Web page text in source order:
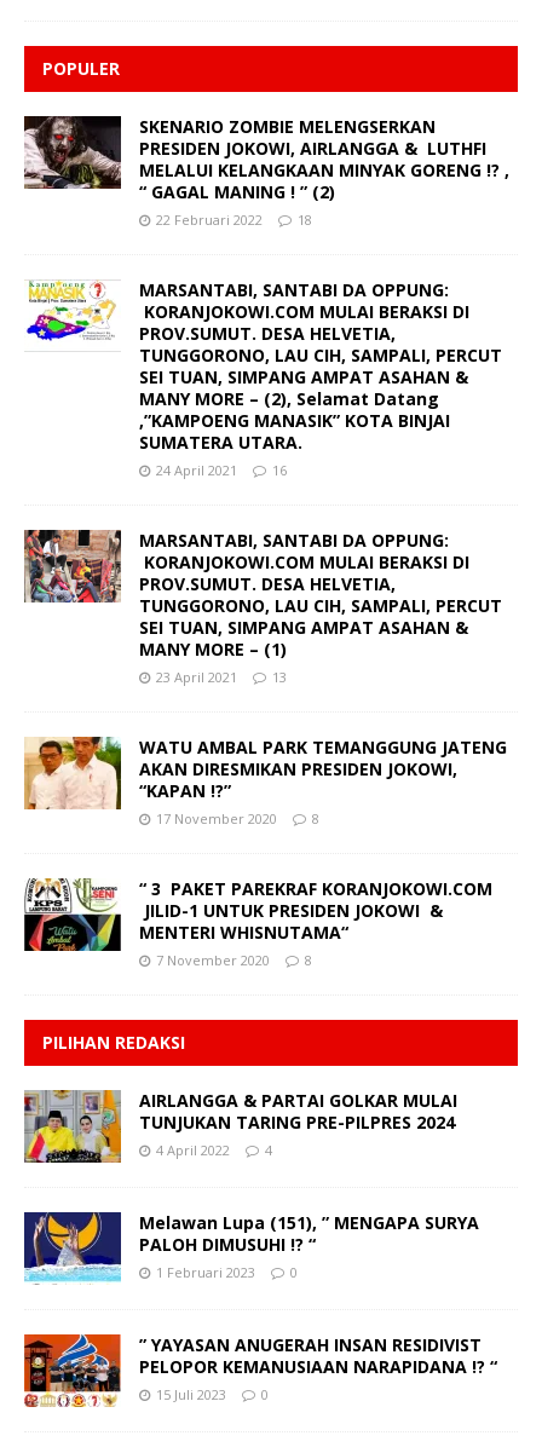
POPULER
SKENARIO ZOMBIE MELENGSERKAN
PRESIDEN JOKOWI, AIRLANGGA & LUTHFI
MELALUI KELANGKAAN MINYAK GORENG !? ,
“ GAGAL MANING ! ” (2)
22 Februari 2022 18
MARSANTABI, SANTABI DA OPPUNG:
KORANJOKOWI.COM MULAI BERAKSI DI
PROV.SUMUT. DESA HELVETIA,
TUNGGORONO, LAU CIH, SAMPALI, PERCUT
SEI TUAN, SIMPANG AMPAT ASAHAN &
MANY MORE – (2), Selamat Datang
,”KAMPOENG MANASIK” KOTA BINJAI
SUMATERA UTARA.
24 April 2021 16
MARSANTABI, SANTABI DA OPPUNG:
KORANJOKOWI.COM MULAI BERAKSI DI
PROV.SUMUT. DESA HELVETIA,
TUNGGORONO, LAU CIH, SAMPALI, PERCUT
SEI TUAN, SIMPANG AMPAT ASAHAN &
MANY MORE – (1)
23 April 2021 13
WATU AMBAL PARK TEMANGGUNG JATENG
AKAN DIRESMIKAN PRESIDEN JOKOWI,
“KAPAN !?”
17 November 2020 8
“ 3 PAKET PAREKRAF KORANJOKOWI.COM
JILID-1 UNTUK PRESIDEN JOKOWI &
MENTERI WHISNUTAMA“
7 November 2020 8
PILIHAN REDAKSI
AIRLANGGA & PARTAI GOLKAR MULAI
TUNJUKAN TARING PRE-PILPRES 2024
4 April 2022 4
Melawan Lupa (151), ” MENGAPA SURYA
PALOH DIMUSUHI !? “
1 Februari 2023 0
” YAYASAN ANUGERAH INSAN RESIDIVIST
PELOPOR KEMANUSIAAN NARAPIDANA !? “
15 Juli 2023 0